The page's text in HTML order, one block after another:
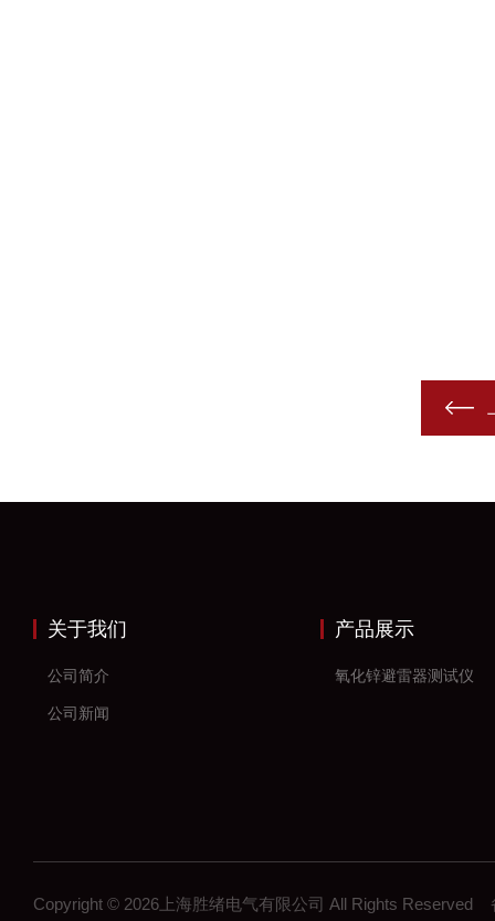
关于我们
公司简介
公司新闻
产品展示
氧化锌避雷器测试仪
Copyright © 2026上海胜绪电气有限公司 All Rights Reserved